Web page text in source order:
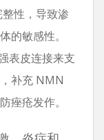
性，导致渗
的敏感性。
表皮连接来支
补充 NMN
痤疮发作。